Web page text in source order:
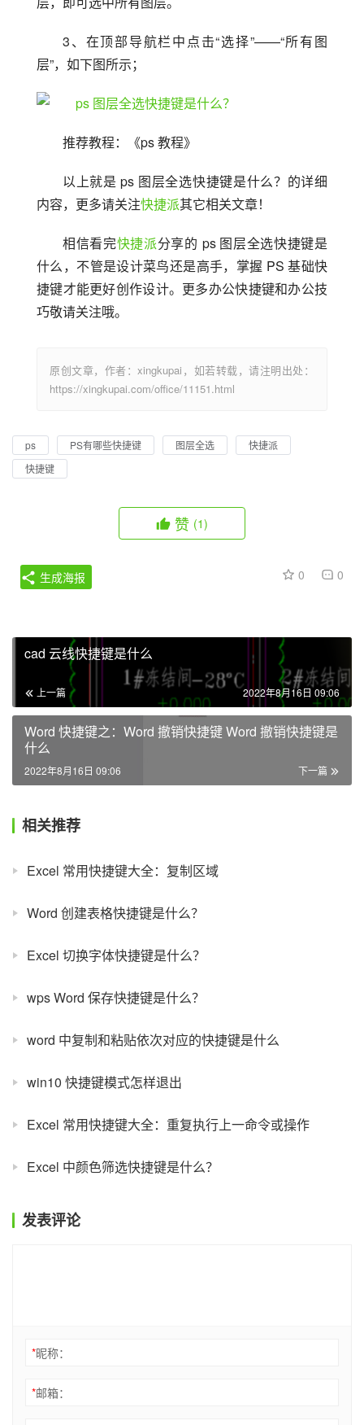
3、在顶部导航栏中点击“选择”——“所有图
层”，如下图所示；
推荐教程：《ps 教程》
以上就是 ps 图层全选快捷键是什么？的详细
内容，更多请关注快捷派其它相关文章！
相信看完快捷派分享的 ps 图层全选快捷键是
什么，不管是设计菜鸟还是高手，掌握 PS 基础快
捷键才能更好创作设计。更多办公快捷键和办公技
巧敬请关注哦。
原创文章，作者：xingkupai，如若转载，请注明出处：
https://xingkupai.com/office/11151.html
ps PS有哪些快捷键 图层全选
快捷派
快捷键
赞 (1)
0 0
生成海报
cad 云线快捷键是什么
上一篇 2022年8月16日 09:06
Word 快捷键之：Word 撤销快捷键 Word 撤销快捷键是
什么
下一篇
2022年8月16日 09:06
相关推荐
Excel 常用快捷键大全：复制区域
Word 创建表格快捷键是什么？
Excel 切换字体快捷键是什么？
wps Word 保存快捷键是什么？
word 中复制和粘贴依次对应的快捷键是什么
win10 快捷键模式怎样退出
Excel 常用快捷键大全：重复执行上一命令或操作
Excel 中颜色筛选快捷键是什么？
发表评论
*昵称：
*邮箱：